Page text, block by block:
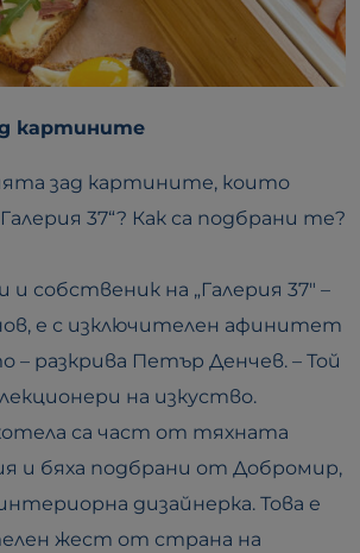
картините
зад картините, които
37“? Как са подбрани те?
собственик на „Галерия 37″ –
е с изключителен афинитет
– разкрива Петър Денчев. – Той
на изкуство.
са част от тяхната
и бяха подбрани от Добромир,
дизайнерка. Това е
жест от страна на